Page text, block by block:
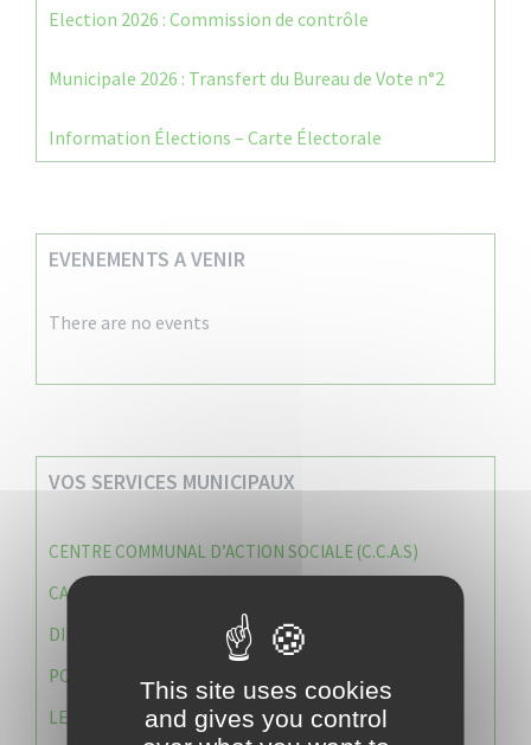
Election 2026 : Commission de contrôle
Municipale 2026 : Transfert du Bureau de Vote n°2
Information Élections – Carte Électorale
EVENEMENTS A VENIR
There are no events
VOS SERVICES MUNICIPAUX
CENTRE COMMUNAL D’ACTION SOCIALE (C.C.A.S)
CAISSE DES ÉCOLES
DIRECTION DES SERVICES TECHNIQUES
POLICE MUNICIPALE
LE CABINET DU MAIRE
This site uses cookies
and gives you control